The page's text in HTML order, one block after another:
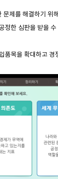
문제를 해결하기 위
정한 심판을 받을
품목을 확대하고 경